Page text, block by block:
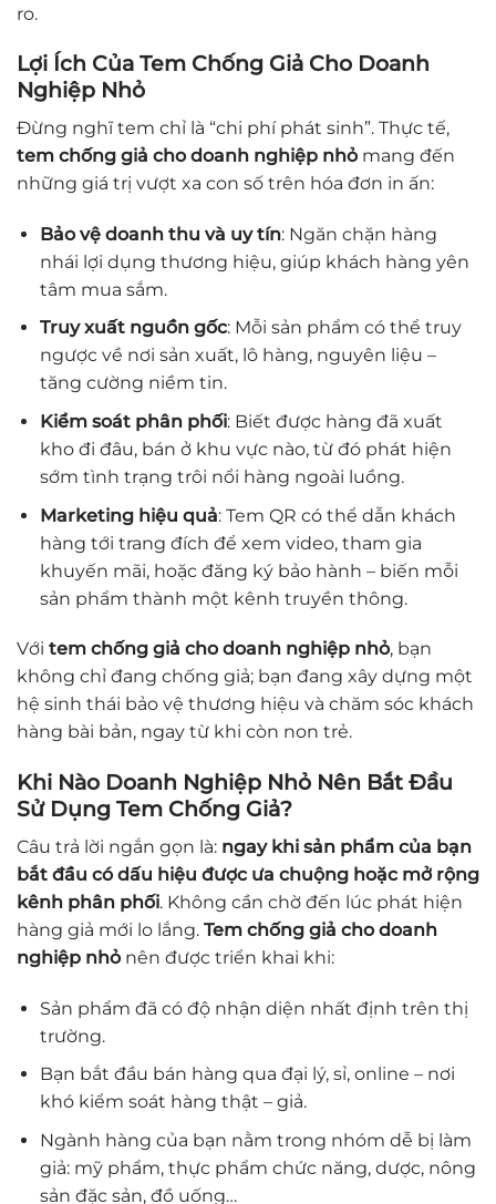
ro.
Lợi Ích Của Tem Chống Giả Cho Doanh
Nghiệp Nhỏ
Đừng nghĩ tem chỉ là “chi phí phát sinh”. Thực tế,
tem chống giả cho doanh nghiệp nhỏ mang đến
những giá trị vượt xa con số trên hóa đơn in ấn:
Bảo vệ doanh thu và uy tín: Ngăn chặn hàng
nhái lợi dụng thương hiệu, giúp khách hàng yên
tâm mua sắm.
Truy xuất nguồn gốc: Mỗi sản phẩm có thể truy
ngược về nơi sản xuất, lô hàng, nguyên liệu –
tăng cường niềm tin.
Kiểm soát phân phối: Biết được hàng đã xuất
kho đi đâu, bán ở khu vực nào, từ đó phát hiện
sớm tình trạng trôi nổi hàng ngoài luồng.
Marketing hiệu quả: Tem QR có thể dẫn khách
hàng tới trang đích để xem video, tham gia
khuyến mãi, hoặc đăng ký bảo hành – biến mỗi
sản phẩm thành một kênh truyền thông.
Với tem chống giả cho doanh nghiệp nhỏ, bạn
không chỉ đang chống giả; bạn đang xây dựng một
hệ sinh thái bảo vệ thương hiệu và chăm sóc khách
hàng bài bản, ngay từ khi còn non trẻ.
Khi Nào Doanh Nghiệp Nhỏ Nên Bắt Đầu
Sử Dụng Tem Chống Giả?
Câu trả lời ngắn gọn là: ngay khi sản phẩm của bạn
bắt đầu có dấu hiệu được ưa chuộng hoặc mở rộng
kênh phân phối. Không cần chờ đến lúc phát hiện
hàng giả mới lo lắng. Tem chống giả cho doanh
nghiệp nhỏ nên được triển khai khi:
Sản phẩm đã có độ nhận diện nhất định trên thị
trường.
Bạn bắt đầu bán hàng qua đại lý, sỉ, online – nơi
khó kiểm soát hàng thật – giả.
Ngành hàng của bạn nằm trong nhóm dễ bị làm
giả: mỹ phẩm, thực phẩm chức năng, dược, nông
sản đặc sản, đồ uống…